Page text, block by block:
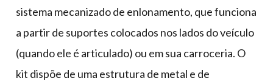
epi's
e
sistema mecanizado de enlonamento, que funciona
a partir de suportes colocados nos lados do veículo
(quando ele é articulado) ou em sua carroceria. O
kit dispõe de uma estrutura de metal e de